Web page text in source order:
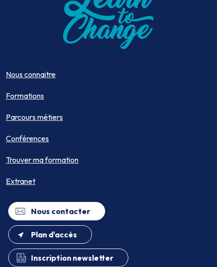
Nous connaitre
Formations
Parcours métiers
Conférences
Trouver ma formation
Extranet
Nous contacter
Plan d'accès
Inscription newsletter